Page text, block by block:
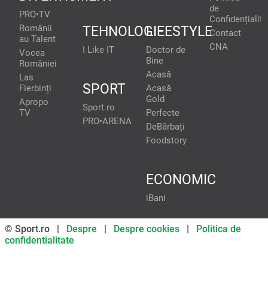
PRO•TV
Românii
au Talent
Vocea
României
Las
Fierbinți
Apropo
TV
TEHNOLOGIE
I Like IT
SPORT
Sport.ro
PRO•ARENA
LIFESTYLE
Doctor de
Bine
Acasă
Acasă
Gold
Perfecte
DeBărbați
Foodstory
ECONOMIC
iBani
de
Contact
CNA
© Sport.ro | Despre Despre cookies
Politica de
confidentialitate